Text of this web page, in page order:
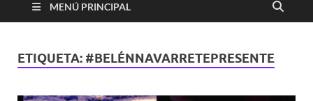
MENÚ PRINCIPAL
ETIQUETA: #BELÉNNAVARRETEPRESENTE